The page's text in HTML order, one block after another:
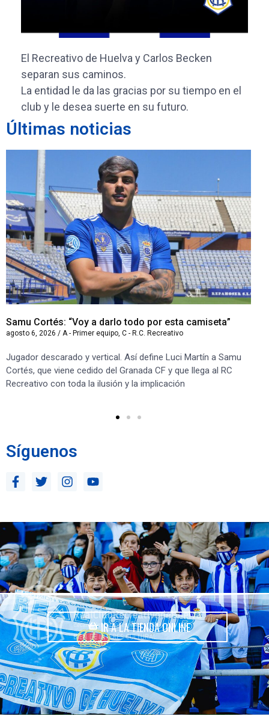
El Recreativo de Huelva y Carlos Becken
separan sus caminos.
La entidad le da las gracias por su tiempo en el
club y le desea suerte en su futuro.
Últimas noticias
Samu Cortés: “Voy a darlo todo por esta camiseta”
agosto 6, 2026 / A - Primer equipo, C - R.C. Recreativo
Jugador descarado y vertical. Así define Luci Martín a Samu
Cortés, que viene cedido del Granada CF y que llega al RC
Recreativo con toda la ilusión y la implicación
Síguenos
IR A LA TIENDA ONLINE